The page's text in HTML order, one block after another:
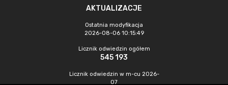
AKTUALIZACJE
Ostatnia modyfikacja
2026-08-06 10:15:49
Licznik odwiedzin ogółem
545 193
Licznik odwiedzin w m-cu 2026-
07